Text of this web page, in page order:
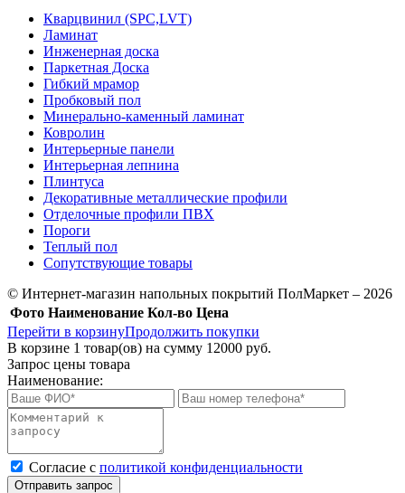
Кварцвинил (SPC,LVT)
Ламинат
Инженерная доска
Паркетная Доска
Гибкий мрамор
Пробковый пол
Минерально-каменный ламинат
Ковролин
Интерьерные панели
Интерьерная лепнина
Плинтуса
Декоративные металлические профили
Отделочные профили ПВХ
Пороги
Теплый пол
Сопутствующие товары
© Интернет-магазин напольных покрытий ПолМаркет – 2026
Фото Наименование Кол-во Цена
Перейти в корзинуПродолжить покупки
В корзине 1 товар(ов) на сумму 12000 руб.
Запрос цены товара
Наименование:
Cогласие с политикой конфиденциальности
Отправить запрос